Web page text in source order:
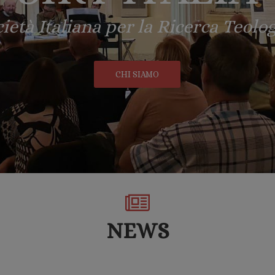
Italiana per la Ricerca
CHI SIAMO
NEWS